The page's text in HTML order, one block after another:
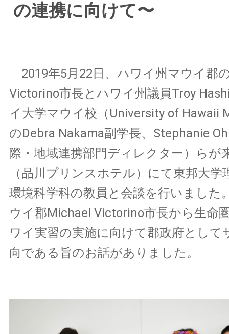
の連携に向けて〜
2019年5月22日、ハワイ州マウイ郡
Victorino市長とハワイ州議員Troy
イ大学マウイ校（University of Hawaii
のDebra Nakama副学長、Stephanie
際・地域連携部門ディレクター）らが
（品川プリンスホテル）にて東邦大学
環境科学科の教員と会談を行いました
ウイ郡Michael Victorino市長から生命
ワイ実習の実施に向けて郡政府として
向である旨のお話がありました。